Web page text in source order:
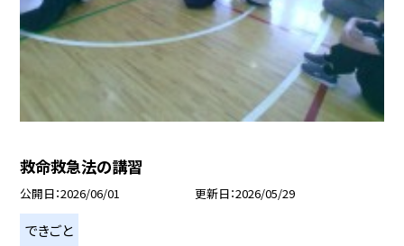
救命救急法の講習
公開日 2026/06/01 更新日 2026/05/29
できごと